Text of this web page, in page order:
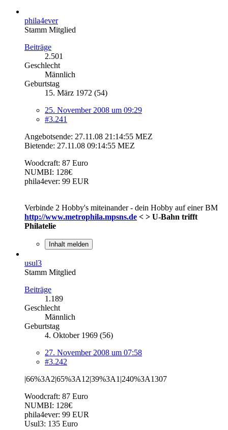
phila4ever
Stamm Mitglied
Beiträge
2.501
Geschlecht
Männlich
Geburtstag
15. März 1972 (54)
25. November 2008 um 09:29
#3.241
Angebotsende: 27.11.08 21:14:55 MEZ
Bietende: 27.11.08 09:14:55 MEZ
Woodcraft: 87 Euro
NUMBI: 128€
phila4ever: 99 EUR
Verbinde 2 Hobby's miteinander - dein Hobby auf einer BM
http://www.metrophila.mpsns.de < > U-Bahn trifft
Philatelie
Inhalt melden
usul3
Stamm Mitglied
Beiträge
1.189
Geschlecht
Männlich
Geburtstag
4. Oktober 1969 (56)
27. November 2008 um 07:58
#3.242
|66%3A2|65%3A12|39%3A1|240%3A1307
Woodcraft: 87 Euro
NUMBI: 128€
phila4ever: 99 EUR
Usul3: 135 Euro